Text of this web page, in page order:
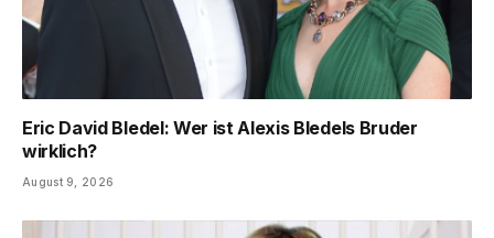
Eric David Bledel: Wer ist Alexis Bledels Bruder
wirklich?
August 9, 2026